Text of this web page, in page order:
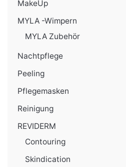
MakeUp
MYLA -Wimpern
MYLA Zubehör
Nachtpflege
Peeling
Pflegemasken
Reinigung
REVIDERM
Contouring
Skindication